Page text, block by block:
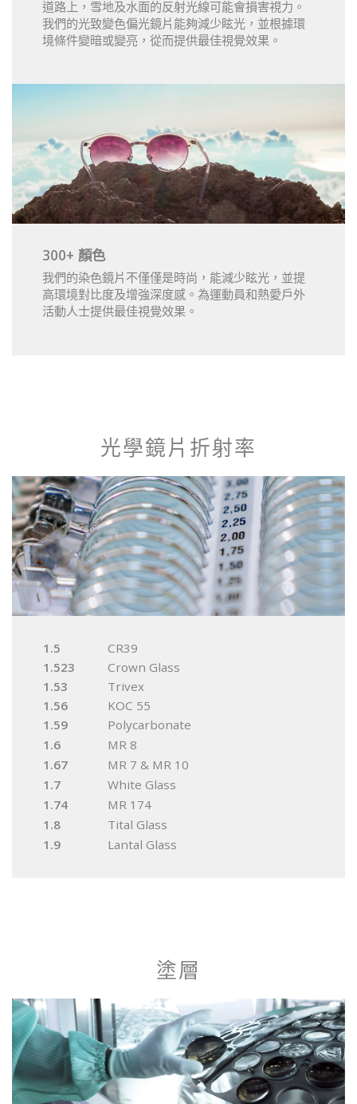
道路上，雪地及水面的反射光線可能會損害視力。
我們的光致變色偏光鏡片能夠減少眩光，並根據環
境條件變暗或變亮，從而提供最佳視覺效果。
300+ 顏色
我們的染色鏡片不僅僅是時尚，能減少眩光，並提
高環境對比度及增強深度感。為運動員和熱愛戶外
活動人士提供最佳視覺效果。
光學鏡片折射率
1.5
CR39
1.523
Crown Glass
1.53
Trivex
1.56
KOC 55
1.59
Polycarbonate
1.6
MR 8
1.67
MR 7 & MR 10
1.7
White Glass
1.74
MR 174
1.8
Tital Glass
1.9
Lantal Glass
塗層